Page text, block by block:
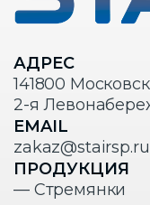
АДРЕС
141800
2-я
EMAIL
zakaz@stairsp.ru
ПРОДУКЦИЯ
— Стремянки